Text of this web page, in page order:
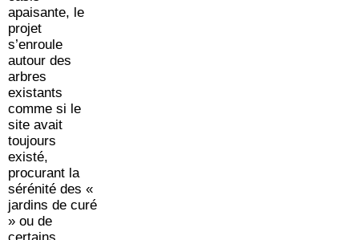
apaisante, le
projet
s’enroule
autour des
arbres
existants
comme si le
site avait
toujours
existé,
procurant la
sérénité des «
jardins de curé
» ou de